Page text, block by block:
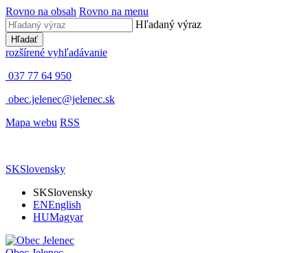
Rovno na obsah Rovno na menu
Hľadaný výraz
Hľadať
rozšírené vyhľadávanie
037 77 64 950
obec.jelenec@jelenec.sk
Mapa webu RSS
SKSlovensky
SKSlovensky
ENEnglish
HUMagyar